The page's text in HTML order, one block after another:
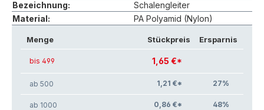
Bezeichnung:
Schalengleiter
Material:
PA Polyamid (Nylon)
Menge Stückpreis Ersparnis
bis 499 1,65 €*
ab 500 1,21 €* 27%
ab 1000 0,86 €* 48%